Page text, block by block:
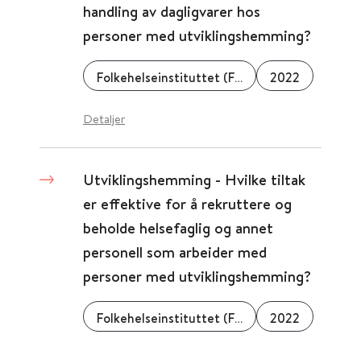
handling av dagligvarer hos
personer med utviklingshemming?
Folkehelseinstituttet (FHI) 2022
Detaljer
Utviklingshemming - Hvilke tiltak
er effektive for å rekruttere og
beholde helsefaglig og annet
personell som arbeider med
personer med utviklingshemming?
Folkehelseinstituttet (FHI) 2022